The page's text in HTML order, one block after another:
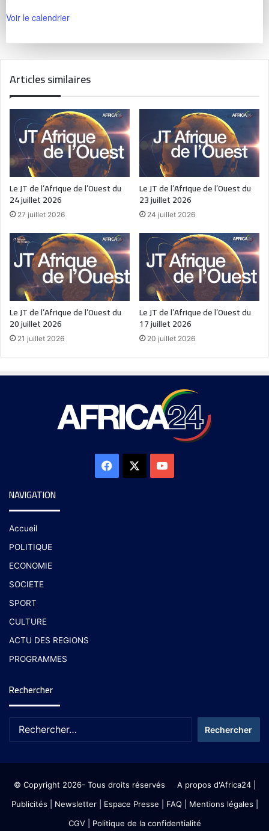
Voir le calendrier
Articles similaires
Le JT de l’Afrique de l’Ouest du
24 juillet 2026
27 juillet 2026
Le JT de l’Afrique de l’Ouest du
23 juillet 2026
24 juillet 2026
Le JT de l’Afrique de l’Ouest du
20 juillet 2026
21 juillet 2026
Le JT de l’Afrique de l’Ouest du
17 juillet 2026
20 juillet 2026
NAVIGATION
Accueil
POLITIQUE
ECONOMIE
SOCIETE
SPORT
CULTURE
ACTU DES REGIONS
PROGRAMMES
Rechercher
© Copyright 2026- Tous droits réservés A propos d'Africa24|
Publicités
Newsletter| Espace Presse | FAQ | Mentions légales
CGV| Politique de la confidentialité